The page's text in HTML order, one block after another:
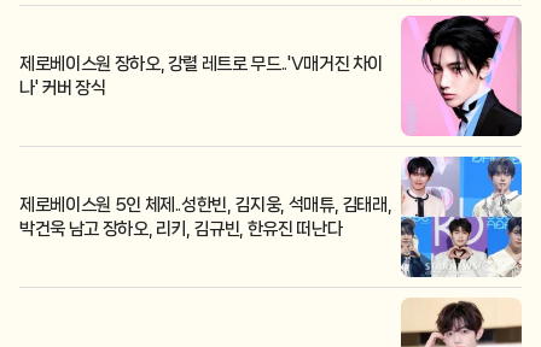
제로베이스원 장하오, 강렬 레트로 무드..'V매거진 차이
나' 커버 장식
제로베이스원 5인 체제..성한빈, 김지웅, 석매튜, 김태래,
박건욱 남고 장하오, 리키, 김규빈, 한유진 떠난다